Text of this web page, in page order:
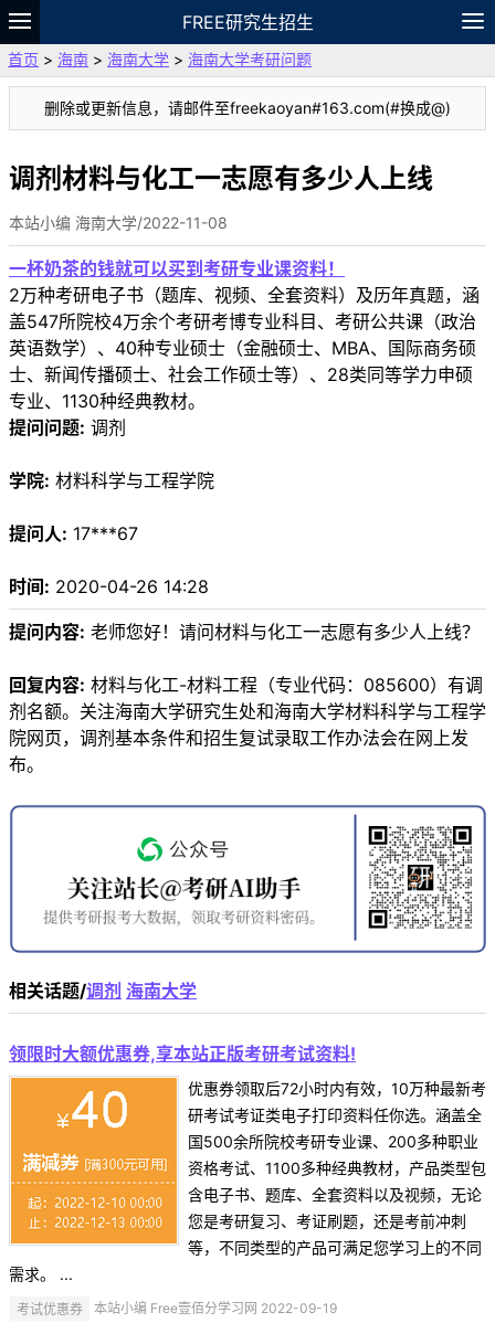
FREE研究生招生
题库
故事 专题 APP 笔记
VIP
资料
首页 > 海南 > 海南大学 > 海南大学考研问题
删除或更新信息，请邮件至freekaoyan#163.com(#换成@)
调剂材料与化工一志愿有多少人上线
本站小编 海南大学/2022-11-08
一杯奶茶的钱就可以买到考研专业课资料！
2万种考研电子书（题库、视频、全套资料）及历年真题，涵
盖547所院校4万余个考研考博专业科目、考研公共课（政治
英语数学）、40种专业硕士（金融硕士、MBA、国际商务硕
士、新闻传播硕士、社会工作硕士等）、28类同等学力申硕
专业、1130种经典教材。
提问问题: 调剂
学院: 材料科学与工程学院
提问人: 17***67
时间: 2020-04-26 14:28
提问内容: 老师您好！请问材料与化工一志愿有多少人上线？
回复内容: 材料与化工-材料工程（专业代码：085600）有调
剂名额。关注海南大学研究生处和海南大学材料科学与工程学
院网页，调剂基本条件和招生复试录取工作办法会在网上发
布。
相关话题/调剂 海南大学
领限时大额优惠券,享本站正版考研考试资料!
优惠券领取后72小时内有效，10万种最新考
研考试考证类电子打印资料任你选。涵盖全
国500余所院校考研专业课、200多种职业
资格考试、1100多种经典教材，产品类型包
含电子书、题库、全套资料以及视频，无论
您是考研复习、考证刷题，还是考前冲刺
等，不同类型的产品可满足您学习上的不同
需求。 ...
考试优惠券 本站小编 Free壹佰分学习网 2022-09-19